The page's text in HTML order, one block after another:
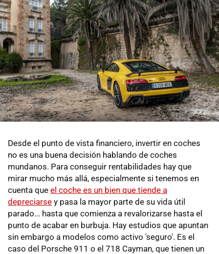
Desde el punto de vista financiero, invertir en coches
no es una buena decisión hablando de coches
mundanos. Para conseguir rentabilidades hay que
mirar mucho más allá, especialmente si tenemos en
cuenta que el coche es un bien que tiende a
depreciarse y pasa la mayor parte de su vida útil
parado... hasta que comienza a revalorizarse hasta el
punto de acabar en burbuja. Hay estudios que apuntan
sin embargo a modelos como activo 'seguro'. Es el
caso del Porsche 911 o el 718 Cayman, que tienen un